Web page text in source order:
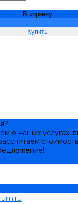
В корзину
о наших услугах,